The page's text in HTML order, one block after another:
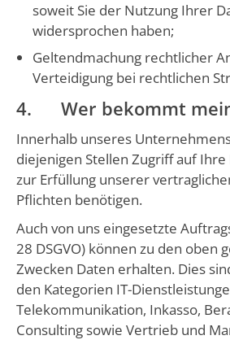
soweit Sie der Nutzung Ihrer
widersprochen haben;
Geltendmachung rechtlicher
Verteidigung bei rechtlichen
4. Wer bekommt
Innerhalb unseres
diejenigen Stellen Zugriff auf Ihre
zur Erfüllung unserer
Pflichten benötigen.
Auch von uns eingesetzte
28 DSGVO) können zu den oben
Zwecken Daten erhalten. Dies
den Kategorien IT-
Telekommunikation, Inkasso,
Consulting sowie Vertrieb und